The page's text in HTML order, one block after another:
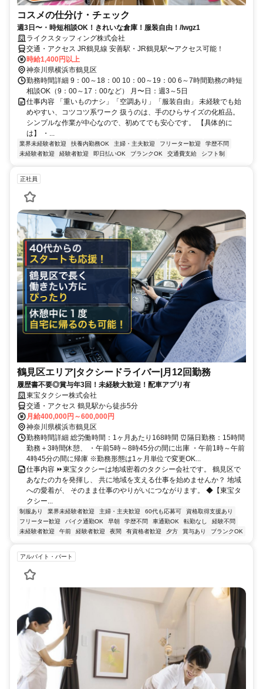
コスメの仕分け・チェック
週3日〜・時短相談OK！きれいな倉庫！服装自由！/lwgz1
ライクスタッフィング株式会社
交通・アクセス JR鶴見線 安善駅・JR鶴見駅〜アクセス可能！
時給1,400円以上
神奈川県横浜市鶴見区
勤務時間詳細 9：00～18：00 10：00～19：00 6～7時間勤務の時短
相談OK（9：00～17：00など） 月〜日：週3～5日
仕事内容 「重いものナシ」「空調あり」「服装自由」 未経験でも始
めやすい、コツコツ系ワーク 扱うのは、手のひらサイズの化粧品。
シンプルな作業が中心なので、初めてでも安心です。 【具体的に
は】 ・...
業界未経験者歓迎 扶養内勤務OK 主婦・主夫歓迎 フリーター歓迎
学歴不問
未経験者歓迎
経験者歓迎 即日払いOK ブランクOK 交通費支給 シフト制
正社員
鶴見区エリア|タクシードライバー|月12回勤務
履歴書不要◎賞与年3回！未経験大歓迎！配車アプリ有
東宝タクシー株式会社
交通・アクセス 鶴見駅から徒歩5分
月給400,000円～600,000円
神奈川県横浜市鶴見区
勤務時間詳細 総労働時間：1ヶ月あたり168時間 ⏰隔日勤務：15時間
勤務＋3時間休憩、 ・午前5時～8時45分の間に出庫 ・午前1時～午前
4時45分の間に帰庫 ※勤務形態は1ヶ月単位で変更OK...
仕事内容 ⏩東宝タクシーは地域密着のタクシー会社です。 鶴見区で
あなたの力を発揮し、 共に地域を支える仕事を始めませんか？ 地域
への愛着が、 そのまま仕事のやりがいにつながります。 ◆【東宝タ
クシー...
制服あり 業界未経験者歓迎 主婦・主夫歓迎 60代も応募可
資格取得支援あり
フリーター歓迎
バイク通勤OK 早朝 学歴不問 車通勤OK 転勤なし
経験不問
未経験者歓迎
午前 経験者歓迎 夜間 有資格者歓迎 夕方 賞与あり ブランクOK
アルバイト・パート